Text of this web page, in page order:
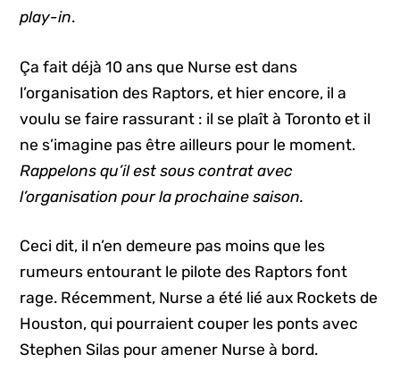
play-in.
Ça fait déjà 10 ans que Nurse est dans
l’organisation des Raptors, et hier encore, il a
voulu se faire rassurant : il se plaît à Toronto et il
ne s’imagine pas être ailleurs pour le moment.
Rappelons qu’il est sous contrat avec
l’organisation pour la prochaine saison.
Ceci dit, il n’en demeure pas moins que les
rumeurs entourant le pilote des Raptors font
rage. Récemment, Nurse a été lié aux Rockets de
Houston, qui pourraient couper les ponts avec
Stephen Silas pour amener Nurse à bord.